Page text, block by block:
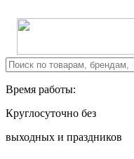
Время работы:
Круглосуточно без
выходных и праздников